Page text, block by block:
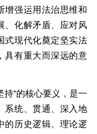
增强运用法治思维和
、化解矛盾、应对风
式现代化奠定坚实法
具有重大而深远的意
持”的核心要义，是一
系统、贯通、深入地
的历史逻辑、理论逻